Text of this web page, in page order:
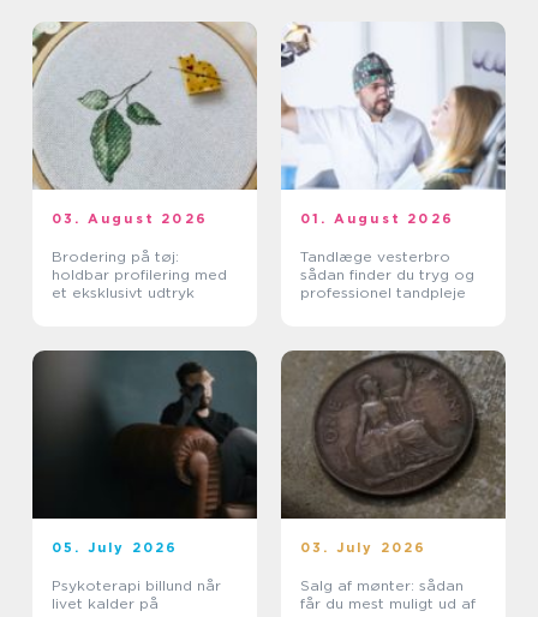
03. August 2026
Brodering på tøj:
holdbar profilering med
et eksklusivt udtryk
01. August 2026
Tandlæge vesterbro
sådan finder du tryg og
professionel tandpleje
05. July 2026
Psykoterapi billund når
livet kalder på
03. July 2026
Salg af mønter: sådan
får du mest muligt ud af